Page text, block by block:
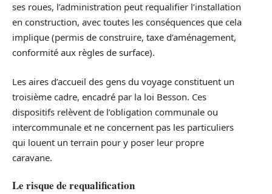
ses roues, l’administration peut requalifier l’installation
en construction, avec toutes les conséquences que cela
implique (permis de construire, taxe d’aménagement,
conformité aux règles de surface).
Les aires d’accueil des gens du voyage constituent un
troisième cadre, encadré par la loi Besson. Ces
dispositifs relèvent de l’obligation communale ou
intercommunale et ne concernent pas les particuliers
qui louent un terrain pour y poser leur propre
caravane.
Le risque de requalification